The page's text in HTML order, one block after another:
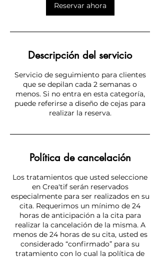
Reservar ahora
Descripción del servicio
Servicio de seguimiento para clientes
que se depilan cada 2 semanas o
menos. Si no entra en esta categoría,
puede referirse a diseño de cejas para
realizar la reserva.
Política de cancelación
Los tratamientos que usted seleccione
en Crea'tif serán reservados
especialmente para ser realizados en su
cita. Requerimos un mínimo de 24
horas de anticipación a la cita para
realizar la cancelación de la misma. A
menos de 24 horas de su cita, usted es
considerado “confirmado” para su
tratamiento con lo cual la política de